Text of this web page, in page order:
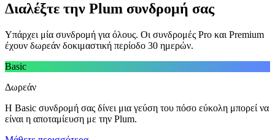
Διαλέξτε την Plum συνδρομή σας
Υπάρχει μία συνδρομή για όλους. Οι συνδρομές Pro και Premium
έχουν δωρεάν δοκιμαστική περίοδο 30 ημερών.
Basic
Δωρεάν
Η Basic συνδρομή σας δίνει μια γεύση του πόσο εύκολη μπορεί να
είναι η αποταμίευση με την Plum.